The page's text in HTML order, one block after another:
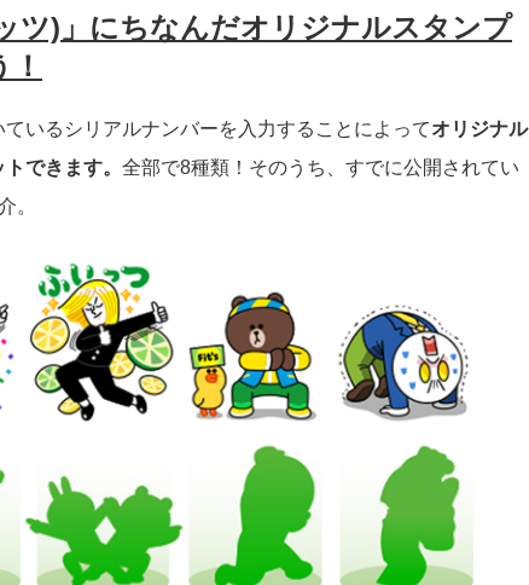
ツ)」にちなんだオリジナルスタンプ
いるシリアルナンバーを入力することによってオリジナル
できます。 全部で8種類！そのうち、すでに公開されてい
。